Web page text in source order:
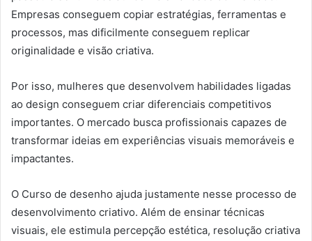
Empresas conseguem copiar estratégias, ferramentas e
processos, mas dificilmente conseguem replicar
originalidade e visão criativa.
Por isso, mulheres que desenvolvem habilidades ligadas
ao design conseguem criar diferenciais competitivos
importantes. O mercado busca profissionais capazes de
transformar ideias em experiências visuais memoráveis e
impactantes.
O Curso de desenho ajuda justamente nesse processo de
desenvolvimento criativo. Além de ensinar técnicas
visuais, ele estimula percepção estética, resolução criativa